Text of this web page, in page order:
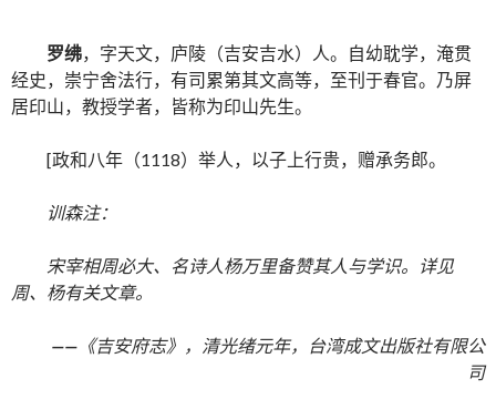
罗绋，字天文，庐陵（吉安吉水）人。自幼耽学，淹贯
经史，崇宁舍法行，有司累第其文高等，至刊于春官。乃屏
居印山，教授学者，皆称为印山先生。
[政和八年（1118）举人，以子上行贵，赠承务郎。
训森注：
宋宰相周必大、名诗人杨万里备赞其人与学识。详见
周、杨有关文章。
—— 《吉安府志》，清光绪元年，台湾成文出版社有限公
司